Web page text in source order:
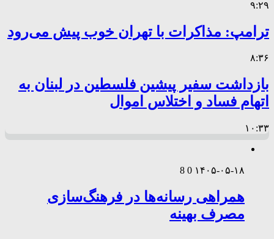
۹:۲۹
ترامپ: مذاکرات با تهران خوب پیش می‌رود
۸:۳۶
بازداشت سفیر پیشین فلسطین در لبنان به
اتهام فساد و اختلاس اموال
۱۰:۳۳
۱۴۰۵-۰۵-۱۸ 0
8
همراهی رسانه‌ها در فرهنگ‌سازی
مصرف بهینه